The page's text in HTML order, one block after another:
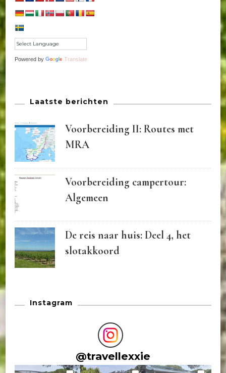
Powered by Translate
Laatste berichten
Voorbereiding II: Routes met
MRA
Voorbereiding campertour:
Algemeen
De reis naar huis: Deel 4, het
slotakkoord
Instagram
@travellexxie